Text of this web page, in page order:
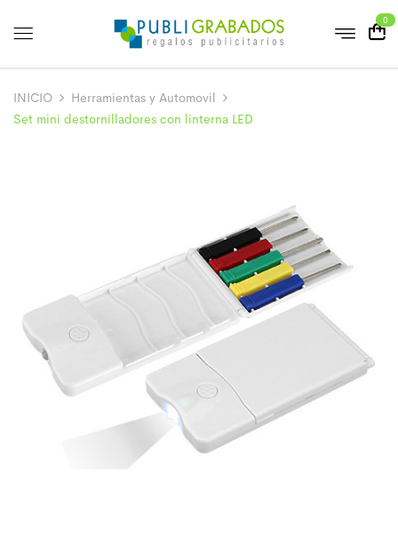
0
INICIO
Herramientas y Automovil
Set mini destornilladores con linterna LED